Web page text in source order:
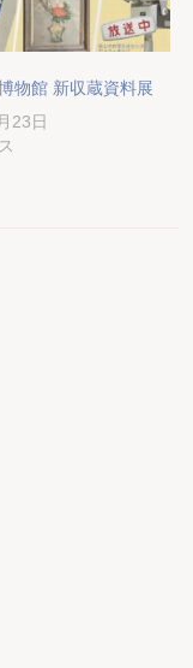
物館 新収蔵資料展
23日